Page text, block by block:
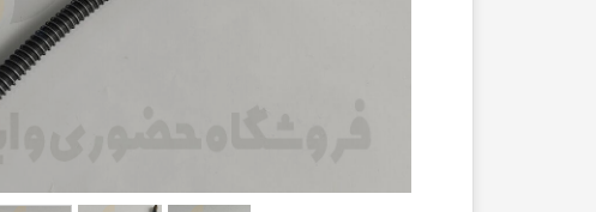
لوازم جانبی و اسپرت
بلبرینگ ماشین